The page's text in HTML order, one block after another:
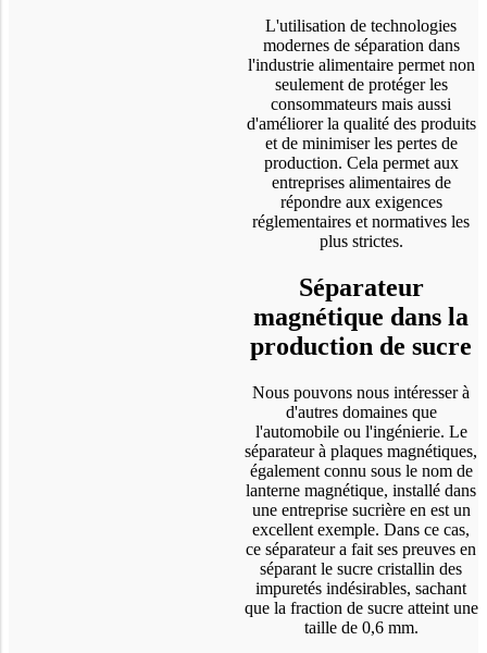
L'utilisation de technologies
modernes de séparation dans
l'industrie alimentaire permet non
seulement de protéger les
consommateurs mais aussi
d'améliorer la qualité des produits
et de minimiser les pertes de
production. Cela permet aux
entreprises alimentaires de
répondre aux exigences
réglementaires et normatives les
plus strictes.
Séparateur
magnétique dans la
production de sucre
Nous pouvons nous intéresser à
d'autres domaines que
l'automobile ou l'ingénierie. Le
séparateur à plaques magnétiques,
également connu sous le nom de
lanterne magnétique, installé dans
une entreprise sucrière en est un
excellent exemple. Dans ce cas,
ce séparateur a fait ses preuves en
séparant le sucre cristallin des
impuretés indésirables, sachant
que la fraction de sucre atteint une
taille de 0,6 mm.